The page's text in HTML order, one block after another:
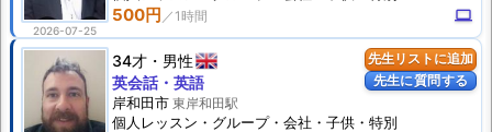
2026-07-25
500円 computer
先生リストに追加
先生に質問する
34才 男性
英会話・英語
岸和田市 東岸和田駅
個人 レッスン ・グループ・会社・子供・特別